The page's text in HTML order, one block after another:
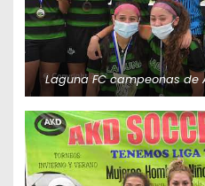
Laguna FC campeonas de